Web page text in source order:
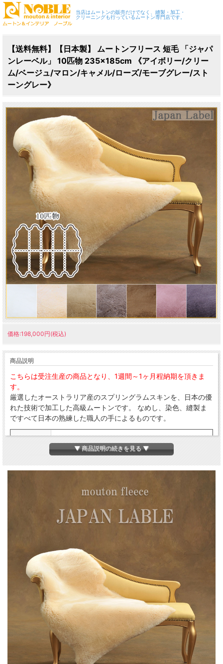
当店はムートンの販売だけでなく、縫製・加工・
クリーニングも行っているムートン専門店です。
【送料無料】【日本製】 ムートンフリース 短毛 「ジャパ
ンレーベル」 10匹物 235×185cm 《アイボリー/クリー
ム/ベージュ/マロン/キャメル/ローズ/モーブグレー/スト
ーングレー》
価格:198,000円(税込)
商品説明
こちらは受注生産の商品となり、1週間～1ヶ月程納期を頂きま
す。
厳選したオーストラリア産のスプリングラムスキンを、日本の優
れた技術で加工した高級ムートンです。 なめし、染色、縫製ま
ですべて日本の熟練した職人の手によるものです。
サイズ 10匹物 約235cm×185cm
1.5匹物 約65cm×130cm
2匹物 約65cm×185cm
4匹物 約100cm×185cm
4.5匹物 約150cm×130cm
6匹物 約145cm×185cm
8匹物 約190cm×185cm
アイボリー
クリーム
マロン
▼ 商品説明の続きを見る ▼